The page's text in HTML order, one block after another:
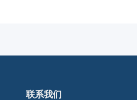
联系我们